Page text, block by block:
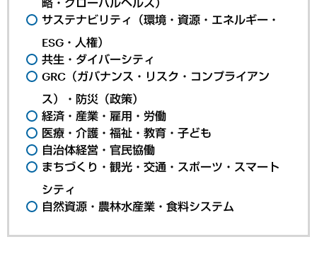
サステナビリティ（環境・資源・エネルギー・
ESG・人権）
共生・ダイバーシティ
GRC（ガバナンス・リスク・コンプライアン
ス）・防災（政策）
経済・産業・雇用・労働
医療・介護・福祉・教育・子ども
自治体経営・官民協働
まちづくり・観光・交通・スポーツ・スマート
シティ
自然資源・農林水産業・食料システム